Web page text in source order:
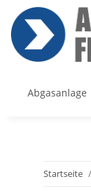
Abgasanlage
Startseite